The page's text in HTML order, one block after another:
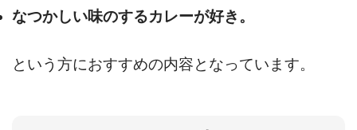
なつかしい味のするカレーが好き。
という方におすすめの内容となっています。